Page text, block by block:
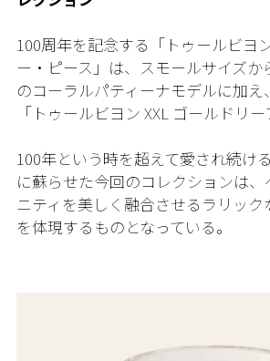
100周年を記念する「トゥールビヨ
ー・ピース」は、スモールサイズか
のコーラルパティーナモデルに加
「トゥールビヨン XXL ゴールドリー
100年という時を超えて愛され続け
に蘇らせた今回のコレクションは
ニティを美しく融合させるラリック
を体現するものとなっている。